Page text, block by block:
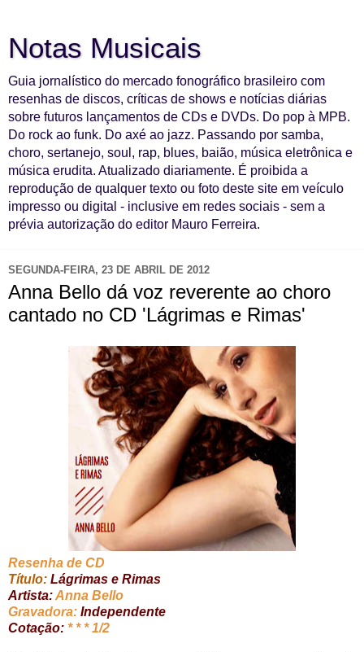
Notas Musicais
Guia jornalístico do mercado fonográfico brasileiro com
resenhas de discos, críticas de shows e notícias diárias
sobre futuros lançamentos de CDs e DVDs. Do pop à MPB.
Do rock ao funk. Do axé ao jazz. Passando por samba,
choro, sertanejo, soul, rap, blues, baião, música eletrônica e
música erudita. Atualizado diariamente. É proibida a
reprodução de qualquer texto ou foto deste site em veículo
impresso ou digital - inclusive em redes sociais - sem a
prévia autorização do editor Mauro Ferreira.
SEGUNDA-FEIRA, 23 DE ABRIL DE 2012
Anna Bello dá voz reverente ao choro
cantado no CD 'Lágrimas e Rimas'
Resenha de CD
Título: Lágrimas e Rimas
Artista:Anna Bello
Gravadora: Independente
Cotação: * * * 1/2